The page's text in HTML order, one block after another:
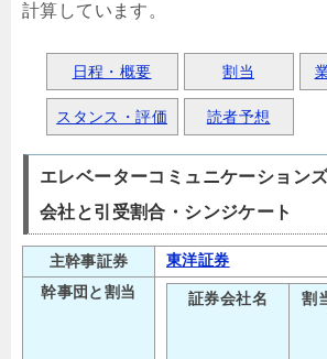
計算しています。
日程・概要 割当
スタンス・評価 読者予想
エレベーターコミュニケーション
会社と引受割合・シンジケート
主幹事証券
東洋証券
幹事団と割当
証券会社名 割